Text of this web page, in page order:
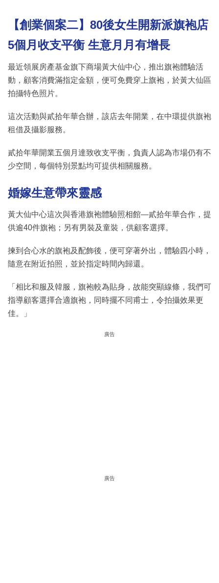
【創業個案二】80後女生開新派旗袍店
5個月收支平衡 生意月月有增長
最近領展房產基金旗下商場黃大仙中心，推出旗袍體驗活
動，顧客消費滿指定金額，便可免費穿上旗袍，於黃大仙區
拍攝特色照片。
這次活動與貳拾年華合辦，該店去年開業，在中環提供旗袍
租借及攝影服務。
貳拾年華開業五個月達致收支平衡，負責人認為市場仍有不
少空間，每個特別景點均可提供相關服務。
婚嫁生意帶來靈感
黃大仙中心這次與香港旗袍體驗照相館—貳拾年華合作，提
供逾40件旗袍；另有男裝及童裝，供顧客選擇。
揀到合心水的旗袍及配飾後，便可穿著外出，體驗四小時，
隨意在附近拍照，並於指定時間內歸還。
「相比和服及韓服，旗袍較為貼身，故能突顯線條，我們可
指導顧客選擇合適旗袍，同時擺不同甫士，令拍攝效果更
佳。」
廣告
廣告